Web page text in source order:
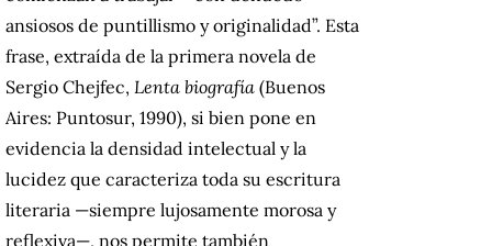
ansiosos de puntillismo y originalidad”. Esta
frase, extraída de la primera novela de
Sergio Chejfec, Lenta biografía (Buenos
Aires: Puntosur, 1990), si bien pone en
evidencia la densidad intelectual y la
lucidez que caracteriza toda su escritura
literaria —siempre lujosamente morosa y
reflexiva—, nos permite también